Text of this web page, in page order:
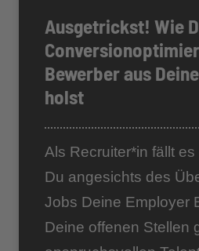
Ausgetrickst! Wie
Bewerber aus
holst
Als Recruiter*in fällt
Du angesichts des
Jobs Deine Employer
Deine offenen Stellen